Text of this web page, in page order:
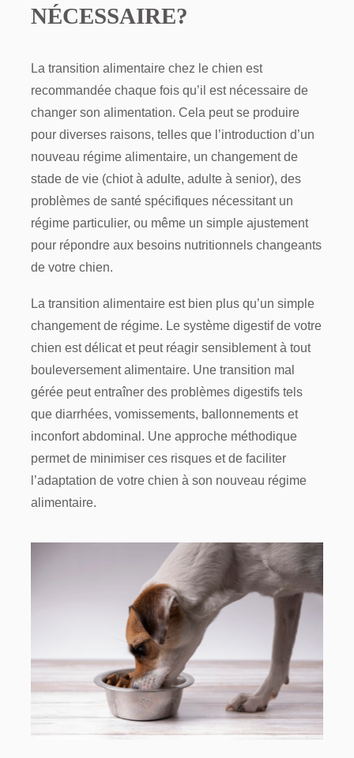
NÉCESSAIRE?
La transition alimentaire chez le chien est
recommandée chaque fois qu’il est nécessaire de
changer son alimentation. Cela peut se produire
pour diverses raisons, telles que l’introduction d’un
nouveau régime alimentaire, un changement de
stade de vie (chiot à adulte, adulte à senior), des
problèmes de santé spécifiques nécessitant un
régime particulier, ou même un simple ajustement
pour répondre aux besoins nutritionnels changeants
de votre chien.
La transition alimentaire est bien plus qu’un simple
changement de régime. Le système digestif de votre
chien est délicat et peut réagir sensiblement à tout
bouleversement alimentaire. Une transition mal
gérée peut entraîner des problèmes digestifs tels
que diarrhées, vomissements, ballonnements et
inconfort abdominal. Une approche méthodique
permet de minimiser ces risques et de faciliter
l’adaptation de votre chien à son nouveau régime
alimentaire.